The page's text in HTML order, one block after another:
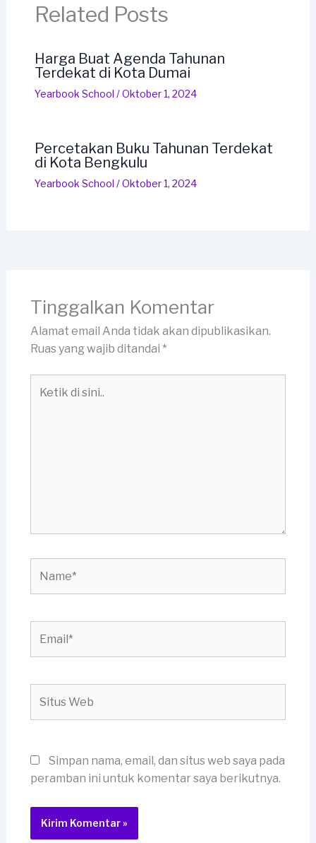
Related Posts
Harga Buat Agenda Tahunan
Terdekat di Kota Dumai
Yearbook School /Oktober 1, 2024
Percetakan Buku Tahunan Terdekat
di Kota Bengkulu
Yearbook School /Oktober 1, 2024
Tinggalkan Komentar
Alamat email Anda tidak akan dipublikasikan.
Ruas yang wajib ditandai *
Web
Simpan nama, email, dan situs web saya pada
peramban ini untuk komentar saya berikutnya.